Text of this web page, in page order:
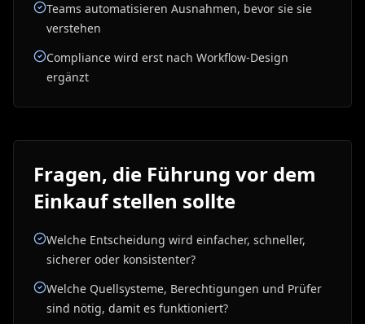
Teams automatisieren Ausnahmen, bevor sie sie
verstehen
Compliance wird erst nach Workflow-Design
ergänzt
Fragen, die Führung vor dem
Einkauf stellen sollte
Welche Entscheidung wird einfacher, schneller,
sicherer oder konsistenter?
Welche Quellsysteme, Berechtigungen und Prüfer
sind nötig, damit es funktioniert?